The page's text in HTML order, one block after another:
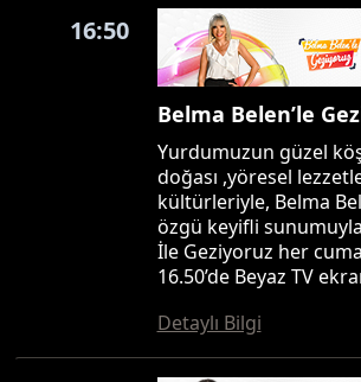
16:50
Belma Belen’le
Yurdumuzun güzel
doğası ,yöresel
kültürleriyle, Belma
özgü keyifli
İle Geziyoruz her
16.50’de Beyaz TV
Detaylı Bilgi